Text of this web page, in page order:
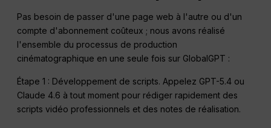
Pas besoin de passer d'une page web à l'autre ou d'un
compte d'abonnement coûteux ; nous avons réalisé
l'ensemble du processus de production
cinématographique en une seule fois sur GlobalGPT :
Étape 1 : Développement de scripts. Appelez GPT-5.4 ou
Claude 4.6 à tout moment pour rédiger rapidement des
scripts vidéo professionnels et des notes de réalisation.